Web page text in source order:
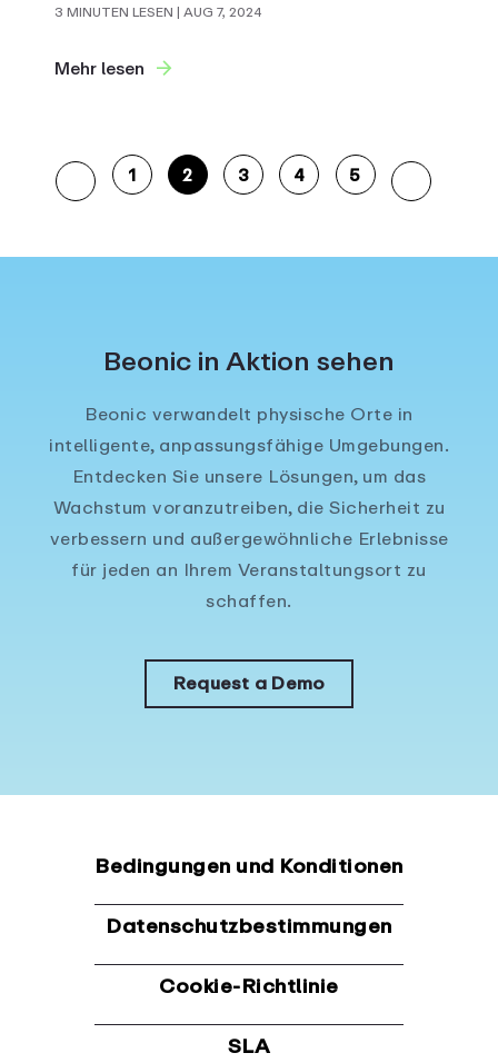
3 MINUTEN LESEN | AUG 7, 2024
Mehr lesen
1 2 3 4 5
Beonic in Aktion sehen
Beonic verwandelt physische Orte in
intelligente, anpassungsfähige Umgebungen.
Entdecken Sie unsere Lösungen, um das
Wachstum voranzutreiben, die Sicherheit zu
verbessern und außergewöhnliche Erlebnisse
für jeden an Ihrem Veranstaltungsort zu
schaffen.
Request a Demo
Bedingungen und Konditionen
Datenschutzbestimmungen
Cookie-Richtlinie
SLA